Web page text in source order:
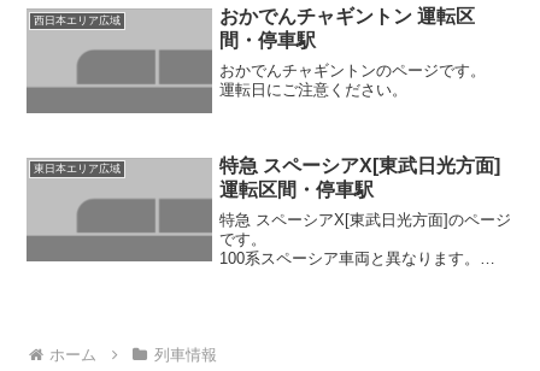
通過します。）
〔きぬがわ〕はJR車両、スペーシアきぬ
がわは東武車両です。
西日本エリア広域
おかでんチャギントン 運転区
間・停車駅
おかでんチャギントンのページです。
運転日にご注意ください。
東日本エリア広域
特急 スペーシアX[東武日光方面]
運転区間・停車駅
特急 スペーシアX[東武日光方面]のページ
です。
100系スペーシア車両と異なります。
ホーム 列車情報